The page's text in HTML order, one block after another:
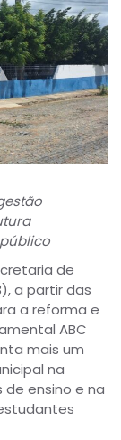
de
a partir das
a reforma e
ABC
mais um
na
ensino e na